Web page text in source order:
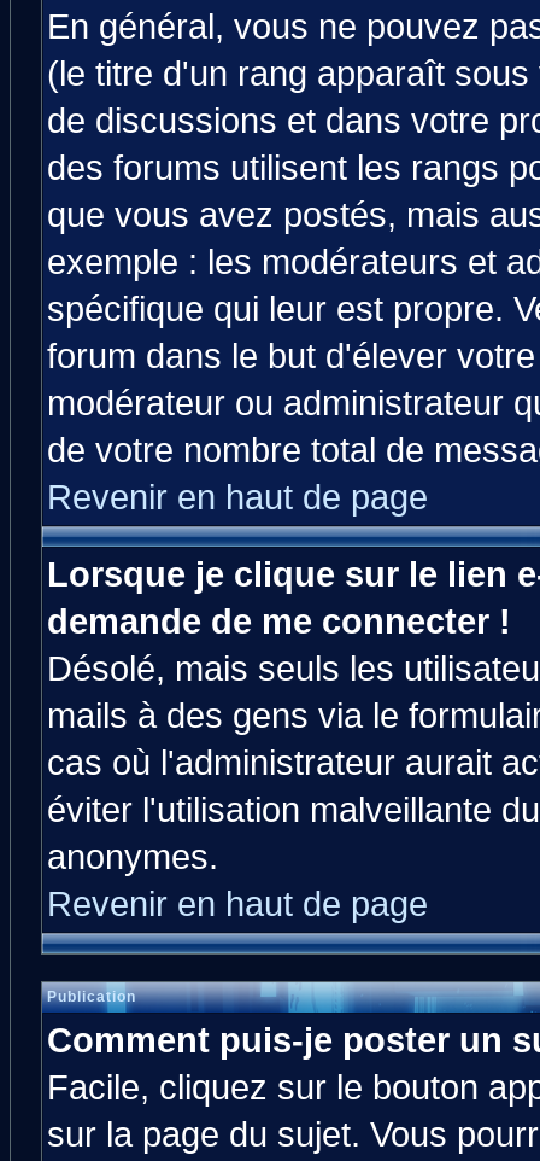
En général, vous ne pouvez
(le titre d'un rang apparaît
de discussions et dans votre
des forums utilisent les rangs
que vous avez postés, mais
exemple : les modérateurs et
spécifique qui leur est propre.
forum dans le but d'élever
modérateur ou administrateur
de votre nombre total de
Revenir en haut de page
Lorsque je clique sur le lien
demande de me connecter !
Désolé, mais seuls les
mails à des gens via le
cas où l'administrateur aurait
éviter l'utilisation malveillante
anonymes.
Revenir en haut de page
Publication
Comment puis-je poster un
Facile, cliquez sur le bouton
sur la page du sujet. Vous